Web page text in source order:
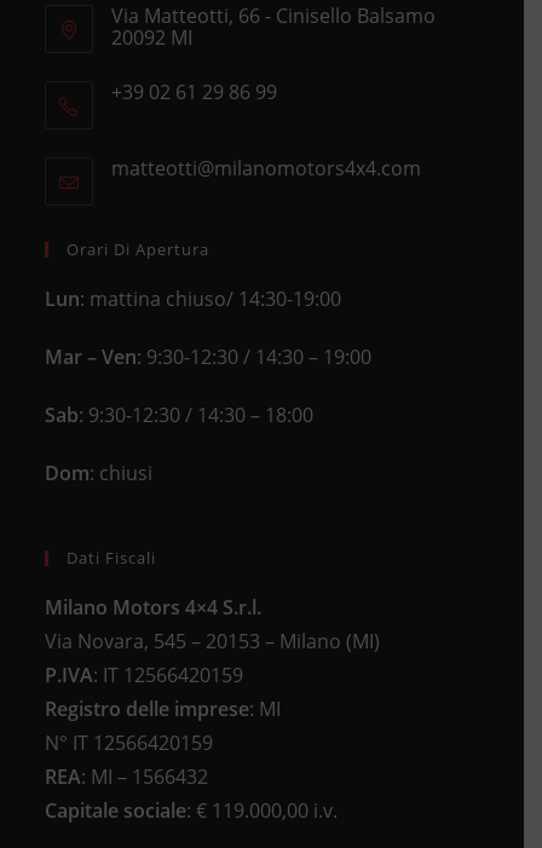
Via Matteotti, 66 - Cinisello Balsamo
20092 MI
in
+39 02 61 29 86 99
your
matteotti@milanomotors4x4.comOpens
Orari Di Apertura
Lun: mattina chiuso/ 14:30-19:00
Mar – Ven: 9:30-12:30 / 14:30 – 19:00
Sab: 9:30-12:30 / 14:30 – 18:00
Dom: chiusi
Dati Fiscali
Milano Motors 4×4 S.r.l.
Via Novara, 545 – 20153 – Milano (MI)
P.IVA: IT 12566420159
Registro delle imprese: MI
N° IT 12566420159
REA: MI – 1566432
Capitale sociale: € 119.000,00 i.v.